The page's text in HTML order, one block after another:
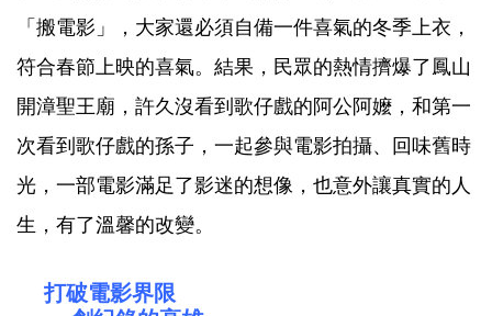
「搬電影」，大家還必須自備一件喜氣的冬季上衣，
符合春節上映的喜氣。結果，民眾的熱情擠爆了鳳山
開漳聖王廟，許久沒看到歌仔戲的阿公阿嬤，和第一
次看到歌仔戲的孫子，一起參與電影拍攝、回味舊時
光，一部電影滿足了影迷的想像，也意外讓真實的人
生，有了溫馨的改變。
打破電影界限